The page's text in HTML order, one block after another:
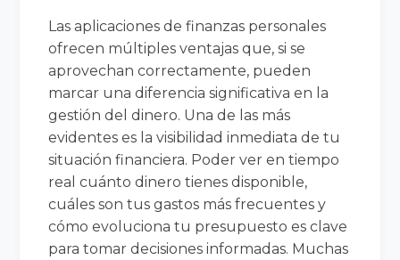
Las aplicaciones de finanzas personales
ofrecen múltiples ventajas que, si se
aprovechan correctamente, pueden
marcar una diferencia significativa en la
gestión del dinero. Una de las más
evidentes es la visibilidad inmediata de tu
situación financiera. Poder ver en tiempo
real cuánto dinero tienes disponible,
cuáles son tus gastos más frecuentes y
cómo evoluciona tu presupuesto es clave
para tomar decisiones informadas. Muchas